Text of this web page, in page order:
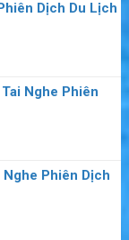
Dịch Du Lịch
Nghe Phiên
Phiên Dịch